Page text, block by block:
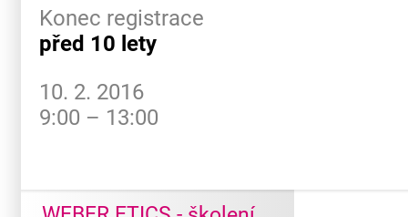
Konec registrace
před 10 lety
10. 2. 2016
9:00 – 13:00